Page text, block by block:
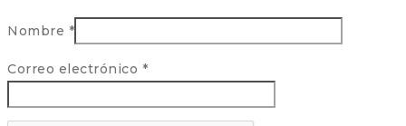
Nombre *
Correo electrónico *